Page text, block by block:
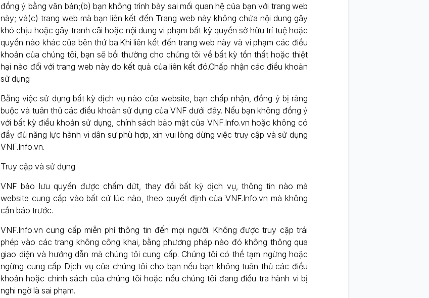
đồng ý bằng văn bản;(b) bạn không trình bày sai mối quan hệ của bạn với trang web
này; và(c) trang web mà bạn liên kết đến Trang web này không chứa nội dung gây
khó chịu hoặc gây tranh cãi hoặc nội dung vi phạm bất kỳ quyền sở hữu trí tuệ hoặc
quyền nào khác của bên thứ ba.Khi liên kết đến trang web này và vi phạm các điều
khoản của chúng tôi, bạn sẽ bồi thường cho chúng tôi về bất kỳ tổn thất hoặc thiệt
hại nào đối với trang web này do kết quả của liên kết đó.Chấp nhận các điều khoản
sử dụng
Bằng việc sử dụng bất kỳ dịch vụ nào của website, bạn chấp nhận, đồng ý bị ràng
buộc và tuân thủ các điều khoản sử dụng của VNF dưới đây. Nếu bạn không đồng ý
với bất kỳ điều khoản sử dụng, chính sách bảo mật của VNF.Info.vn hoặc không có
đầy đủ năng lực hành vi dân sự phù hợp, xin vui lòng dừng việc truy cập và sử dụng
VNF.Info.vn.
Truy cập và sử dụng
VNF bảo lưu quyền được chấm dứt, thay đổi bất kỳ dịch vụ, thông tin nào mà
website cung cấp vào bất cứ lúc nào, theo quyết định của VNF.Info.vn mà không
cần báo trước.
VNF.Info.vn cung cấp miễn phí thông tin đến mọi người. Không được truy cập trái
phép vào các trang không công khai, bằng phương pháp nào đó không thông qua
giao diện và hướng dẫn mà chúng tôi cung cấp. Chúng tôi có thể tạm ngừng hoặc
ngừng cung cấp Dịch vụ của chúng tôi cho bạn nếu bạn không tuân thủ các điều
khoản hoặc chính sách của chúng tôi hoặc nếu chúng tôi đang điều tra hành vi bị
nghi ngờ là sai phạm.